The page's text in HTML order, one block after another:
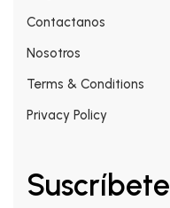
Contactanos
Nosotros
Terms & Conditions
Privacy Policy
Suscríbete